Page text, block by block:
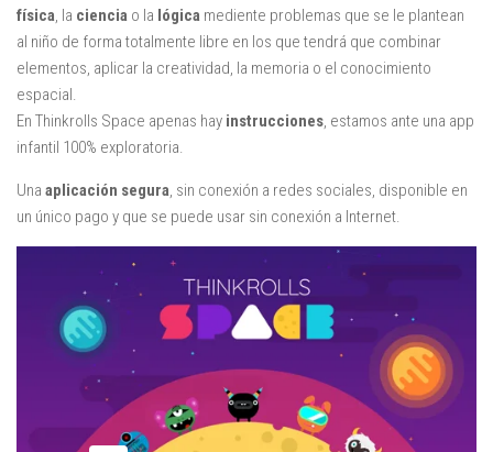
física , la ciencia o la lógica mediente problemas que se le plantean
al niño de forma totalmente libre en los que tendrá que combinar
elementos, aplicar la creatividad, la memoria o el conocimiento
espacial.
En Thinkrolls Space apenas hay instrucciones , estamos ante una app
infantil 100% exploratoria.
Una aplicación segura , sin conexión a redes sociales, disponible en
un único pago y que se puede usar sin conexión a Internet.